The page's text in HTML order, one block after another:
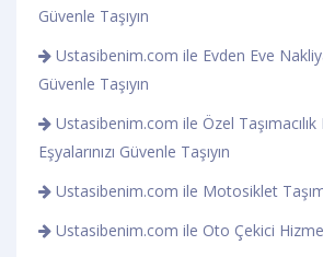
Güvenle Taşıyın
Ustasibenim.com ile Evden Eve
Güvenle Taşıyın
Ustasibenim.com ile Özel Taşımacılık
Eşyalarınızı Güvenle Taşıyın
Ustasibenim.com ile Motosiklet
Ustasibenim.com ile Oto Çekici